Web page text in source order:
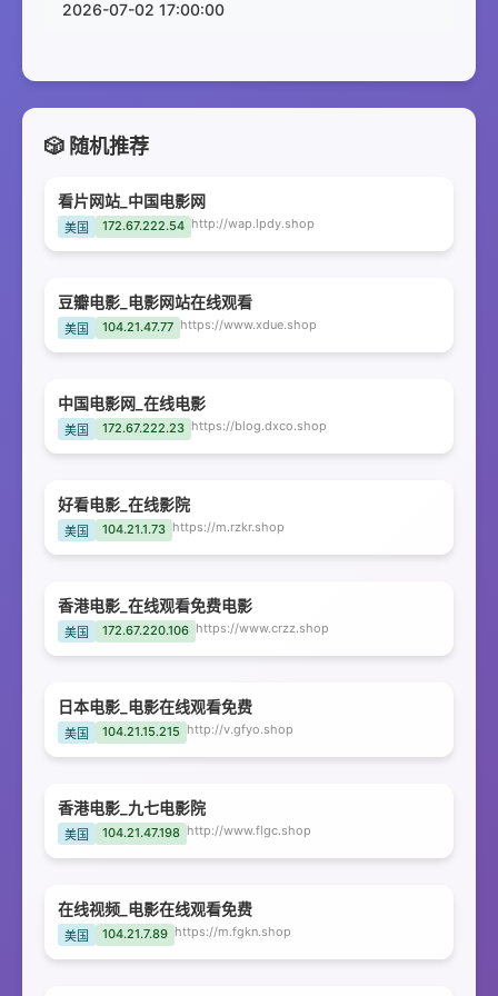
2026-07-02 17:00:00
🎲 随机推荐
看片网站_中国电影网
美国 172.67.222.54 http://wap.lpdy.shop
豆瓣电影_电影网站在线观看
美国 104.21.47.77 https://www.xdue.shop
中国电影网_在线电影
美国 172.67.222.23 https://blog.dxco.shop
好看电影_在线影院
美国 104.21.1.73 https://m.rzkr.shop
香港电影_在线观看免费电影
美国 172.67.220.106 https://www.crzz.shop
日本电影_电影在线观看免费
美国 104.21.15.215 http://v.gfyo.shop
香港电影_九七电影院
美国 104.21.47.198 http://www.flgc.shop
在线视频_电影在线观看免费
美国 104.21.7.89 https://m.fgkn.shop